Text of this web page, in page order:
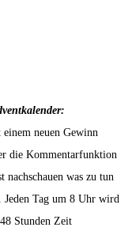
neuen Gewinn
die Kommentarfunktion
was zu tun
Tag um 8 Uhr wird
Stunden Zeit